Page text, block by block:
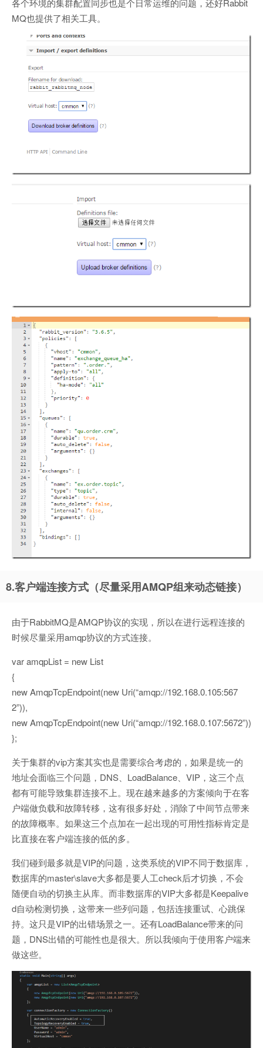
各个环境的集群配置同步也是个日常运维的问题，还好Rabbit
MQ也提供了相关工具。
8.客户端连接方式（尽量采用AMQP组来动态链接）
由于RabbitMQ是AMQP协议的实现，所以在进行远程连接的
时候尽量采用amqp协议的方式连接。
var amqpList = new List
{
new AmqpTcpEndpoint(new Uri(“amqp://192.168.0.105:567
2”)),
new AmqpTcpEndpoint(new Uri(“amqp://192.168.0.107:5672”))
};
关于集群的vip方案其实也是需要综合考虑的，如果是统一的
地址会面临三个问题，DNS、LoadBalance、VIP，这三个点
都有可能导致集群连接不上。现在越来越多的方案倾向于在客
户端做负载和故障转移，这有很多好处，消除了中间节点带来
的故障概率。如果这三个点加在一起出现的可用性指标肯定是
比直接在客户端连接的低的多。
我们碰到最多就是VIP的问题，这类系统的VIP不同于数据库，
数据库的master\slave大多都是要人工check后才切换，不会
随便自动的切换主从库。而非数据库的VIP大多都是Keepalive
d自动检测切换，这带来一些列问题，包括连接重试、心跳保
持。这只是VIP的出错场景之一。还有LoadBalance带来的问
题，DNS出错的可能性也是很大。所以我倾向于使用客户端来
做这些。